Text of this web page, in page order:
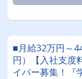
■月給32万円～
円）【入社支度
イバー募集！『